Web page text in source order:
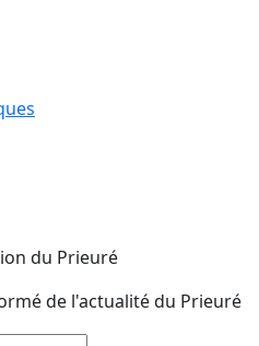
du Prieuré
de l'actualité du Prieuré